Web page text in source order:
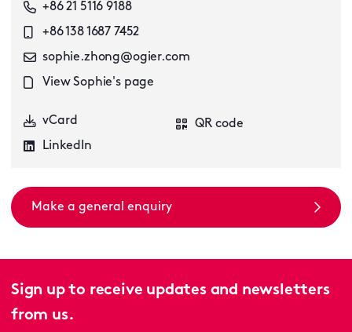
+86 21 5116 9188
+86 138 1687 7452
sophie.zhong@ogier.com
View Sophie's page
vCard
QR code
LinkedIn
Make a general enquiry
Sign up to receive updates and newsletters
from us.